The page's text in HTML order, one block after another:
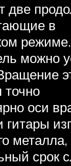
две
в
можно
точно
оси
срок